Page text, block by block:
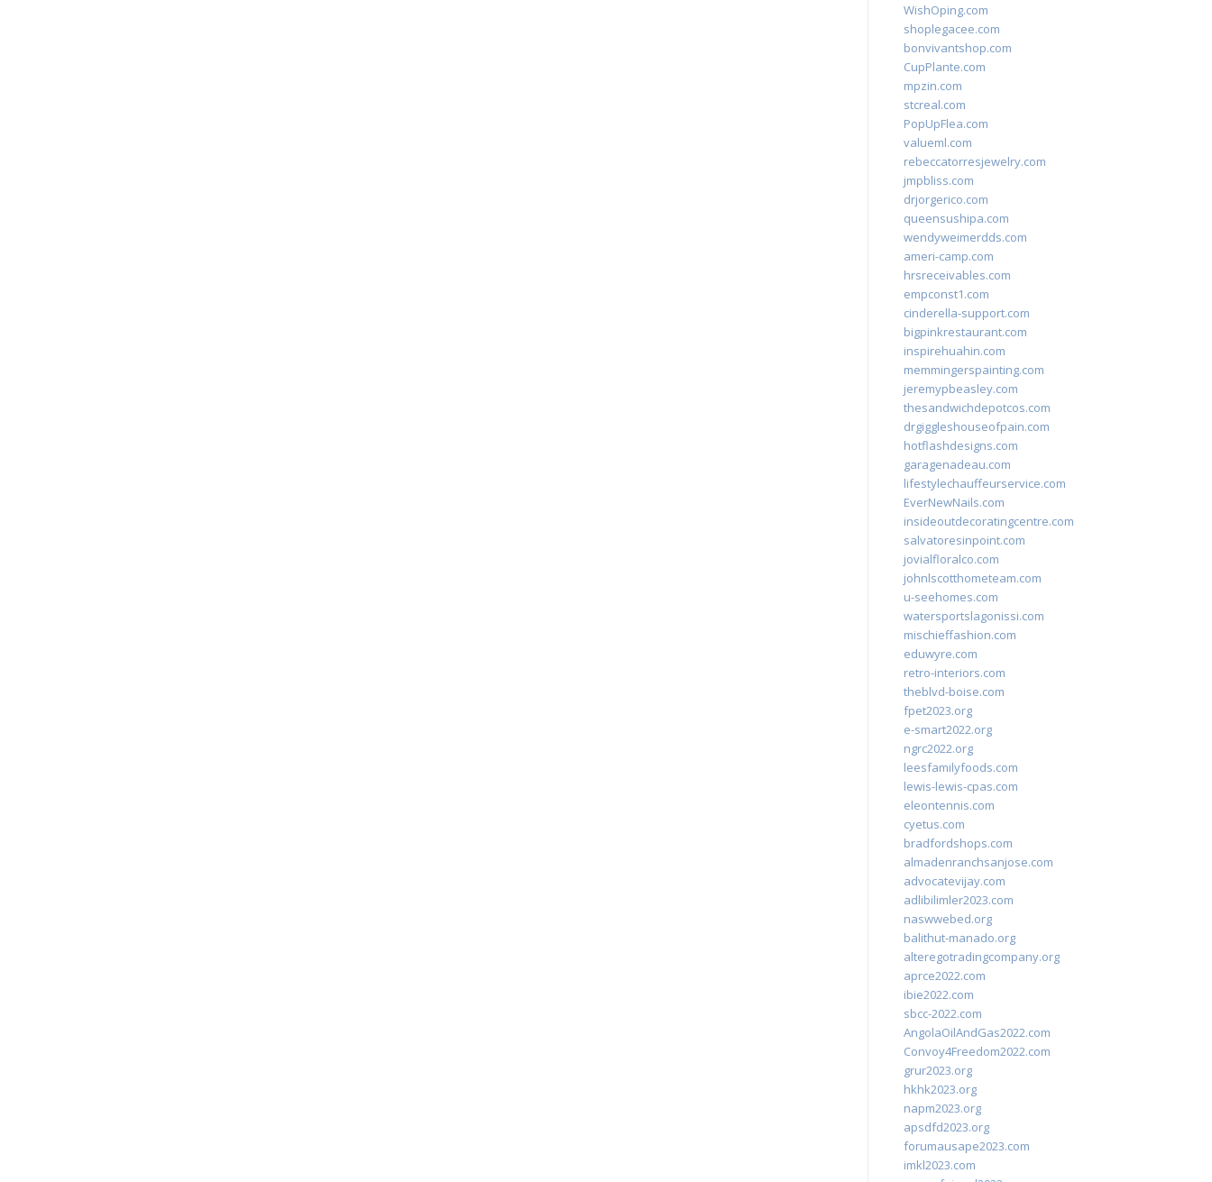
WishOping.com
shoplegacee.com
bonvivantshop.com
CupPlante.com
mpzin.com
stcreal.com
PopUpFlea.com
valueml.com
rebeccatorresjewelry.com
jmpbliss.com
drjorgerico.com
queensushipa.com
wendyweimerdds.com
ameri-camp.com
hrsreceivables.com
empconst1.com
cinderella-support.com
bigpinkrestaurant.com
inspirehuahin.com
memmingerspainting.com
jeremypbeasley.com
thesandwichdepotcos.com
drgiggleshouseofpain.com
hotflashdesigns.com
garagenadeau.com
lifestylechauffeurservice.com
EverNewNails.com
insideoutdecoratingcentre.com
salvatoresinpoint.com
jovialfloralco.com
johnlscotthometeam.com
u-seehomes.com
watersportslagonissi.com
mischieffashion.com
eduwyre.com
retro-interiors.com
theblvd-boise.com
fpet2023.org
e-smart2022.org
ngrc2022.org
leesfamilyfoods.com
lewis-lewis-cpas.com
eleontennis.com
cyetus.com
bradfordshops.com
almadenranchsanjose.com
advocatevijay.com
adlibilimler2023.com
naswwebed.org
balithut-manado.org
alteregotradingcompany.org
aprce2022.com
ibie2022.com
sbcc-2022.com
AngolaOilAndGas2022.com
Convoy4Freedom2022.com
grur2023.org
hkhk2023.org
napm2023.org
apsdfd2023.org
forumausape2023.com
imkl2023.com